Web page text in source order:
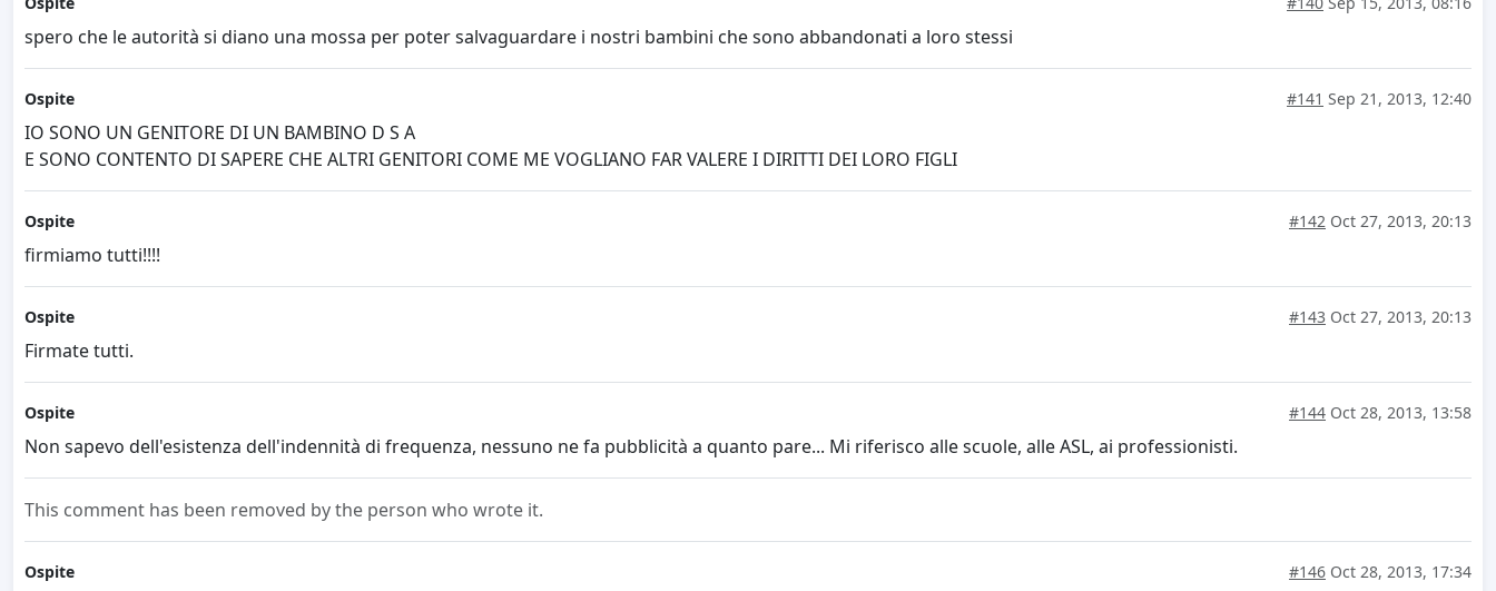
spero che le autorità si diano una mossa per poter salvaguardare i nostri bambini che sono abbandonati a loro stessi
Ospite #141 Sep 21, 2013, 12:40
IO SONO UN GENITORE DI UN BAMBINO D S A
E SONO CONTENTO DI SAPERE CHE ALTRI GENITORI COME ME VOGLIANO FAR VALERE I DIRITTI DEI LORO FIGLI
Ospite #142 Oct 27, 2013, 20:13
firmiamo tutti!!!!
Ospite #143 Oct 27, 2013, 20:13
Firmate tutti.
Ospite #144 Oct 28, 2013, 13:58
Non sapevo dell'esistenza dell'indennità di frequenza, nessuno ne fa pubblicità a quanto pare... Mi riferisco alle scuole, alle ASL, ai professionisti.
This comment has been removed by the person who wrote it.
Ospite #146 Oct 28, 2013, 17:34